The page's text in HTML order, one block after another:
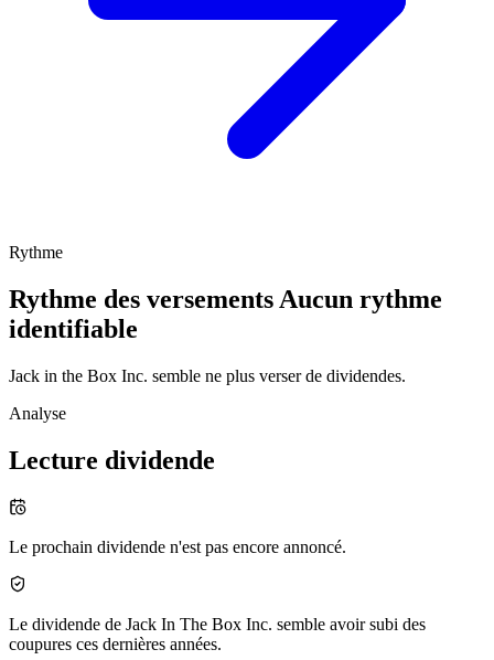
Rythme
Rythme des versements Aucun rythme
identifiable
Jack in the Box Inc. semble ne plus verser de dividendes.
Analyse
Lecture dividende
Le prochain dividende n'est pas encore annoncé.
Le dividende de Jack In The Box Inc. semble avoir subi des
coupures ces dernières années.